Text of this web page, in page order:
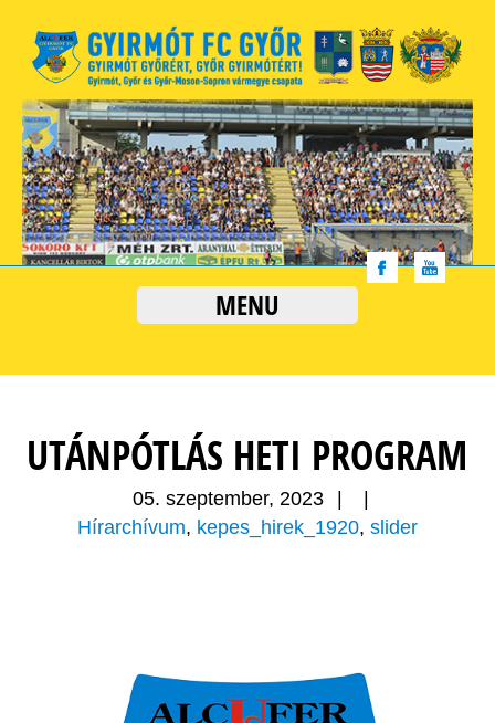
MENU
UTÁNPÓTLÁS HETI PROGRAM
05. szeptember, 2023
Hírarchívum, kepes_hirek_1920, slider